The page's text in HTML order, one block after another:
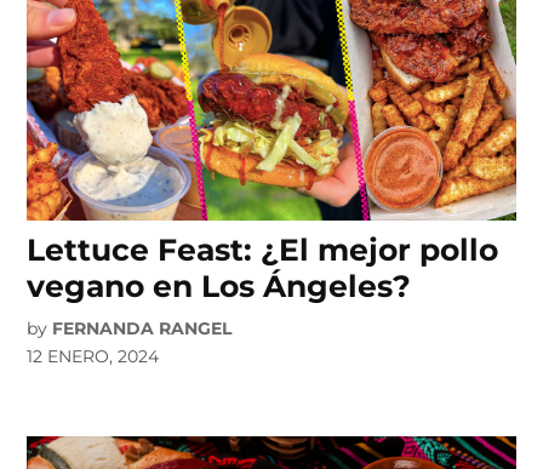
Lettuce Feast: ¿El mejor pollo
vegano en Los Ángeles?
by FERNANDA RANGEL
12 ENERO, 2024